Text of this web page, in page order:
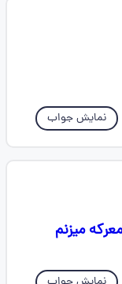
نمایش جواب
میزنم